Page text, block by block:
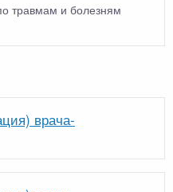
травмам и болезням
врача-